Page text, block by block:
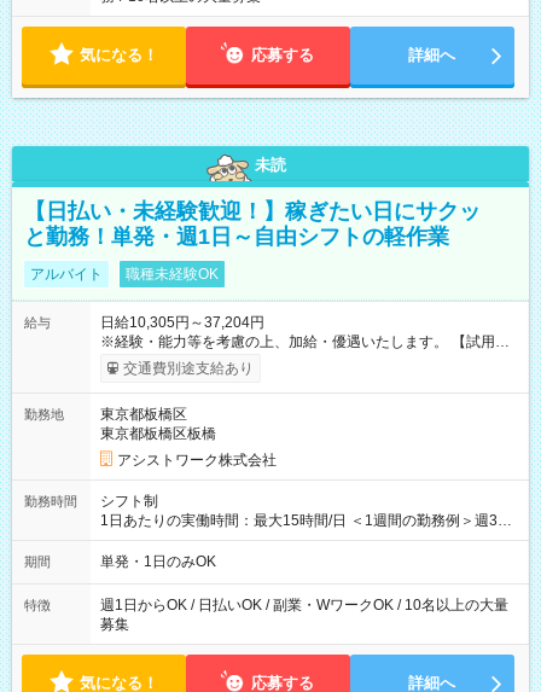
気になる！ 応募する 詳細へ
未読
【日払い・未経験歓迎！】稼ぎたい日にサクッ
と勤務！単発・週1日～自由シフトの軽作業
アルバイト 職種未経験OK
給与
日給10,305円～37,204円
※経験・能力等を考慮の上、加給・優遇いたします。 【試用期
間】試用期間なし
交通費別途支給あり
勤務地
東京都板橋区
東京都板橋区板橋
アシストワーク株式会社
勤務時間
シフト制
1日あたりの実働時間：最大15時間/日 ＜1週間の勤務例＞週3回
勤務 勤務：月・水・金 休み：火・木・土・日 好きな時にお仕事
可能です！ ※1日あたりの最大実働時間は日勤、夜勤共に勤務し
期間 単発・1日のみOK
特徴
週1日からOK / 日払いOK / 副業・WワークOK / 10名以上の大量
募集
気になる！ 応募する 詳細へ